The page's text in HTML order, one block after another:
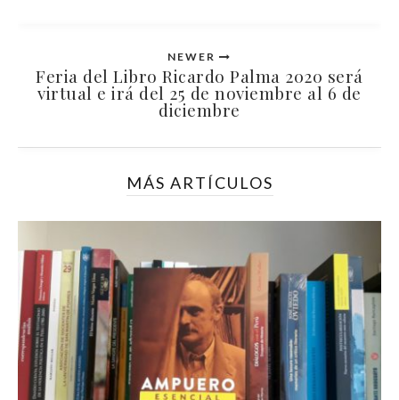
NEWER
Feria del Libro Ricardo Palma 2020 será
virtual e irá del 25 de noviembre al 6 de
diciembre
MÁS ARTÍCULOS